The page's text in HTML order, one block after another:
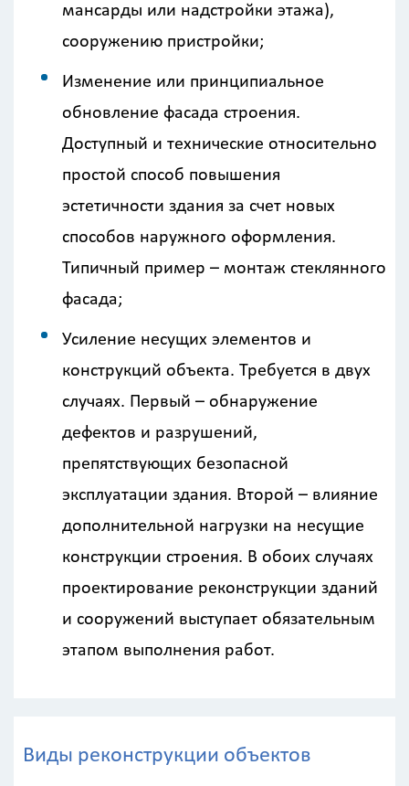
мансарды или надстройки этажа),
сооружению пристройки;
Изменение или принципиальное
обновление фасада строения.
Доступный и технические относительно
простой способ повышения
эстетичности здания за счет новых
способов наружного оформления.
Типичный пример – монтаж стеклянного
фасада;
Усиление несущих элементов и
конструкций объекта. Требуется в двух
случаях. Первый – обнаружение
дефектов и разрушений,
препятствующих безопасной
эксплуатации здания. Второй – влияние
дополнительной нагрузки на несущие
конструкции строения. В обоих случаях
проектирование реконструкции зданий
и сооружений выступает обязательным
этапом выполнения работ.
Виды реконструкции объектов